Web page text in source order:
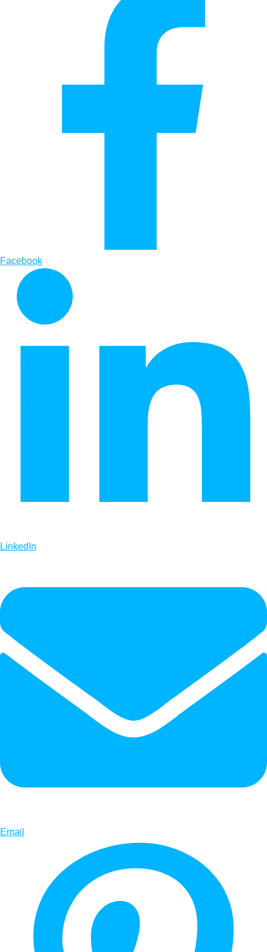
Facebook
LinkedIn
Email